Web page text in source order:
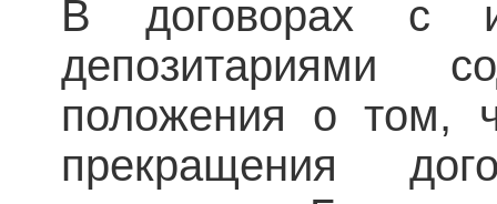
В договорах с
депозитариями
положения о том,
прекращения